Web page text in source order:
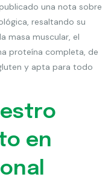
una nota sobre
resaltando su
masa muscular, el
proteína completa, de
y apta para todo
en